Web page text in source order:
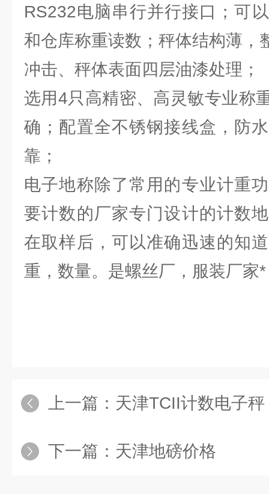
RS232电脑串行并行接口；可
和仓库称重读数；秤体结构薄，
冲击、秤体表面四层油漆处理；
选用4只高精密、高灵敏专业称
确；配置全不锈钢接线盒，防
靠；
电子地称除了常用的专业计重
要计数的厂家专门设计的计数
在取样后，可以准确迅速的知
重，数量。是螺丝厂，服装厂家
上一篇： 天津TCII计数电子秤
下一篇： 天津地磅价格